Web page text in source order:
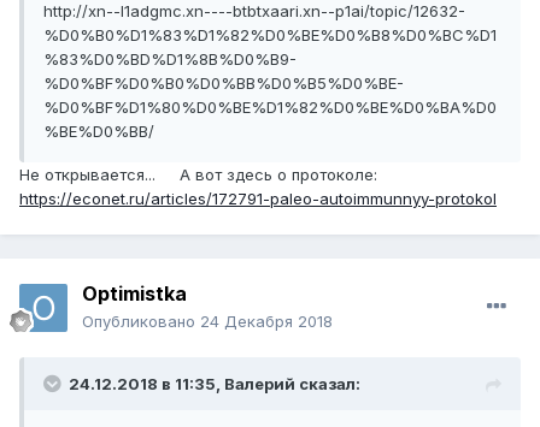
http://xn--l1adgmc.xn----btbtxaari.xn--p1ai/topic/12632-
%D0%B0%D1%83%D1%82%D0%BE%D0%B8%D0%BC%D1
%83%D0%BD%D1%8B%D0%B9-
%D0%BF%D0%B0%D0%BB%D0%B5%D0%BE-
%D0%BF%D1%80%D0%BE%D1%82%D0%BE%D0%BA%D0
%BE%D0%BB/
Не открывается... А вот здесь о протоколе:
https://econet.ru/articles/172791-paleo-autoimmunnyy-protokol
Optimistka
Опубликовано 24 Декабря 2018
24.12.2018 в 11:35, Валерий сказал: